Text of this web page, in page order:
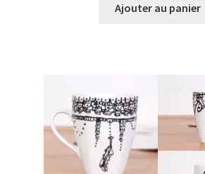
Ajouter au panier